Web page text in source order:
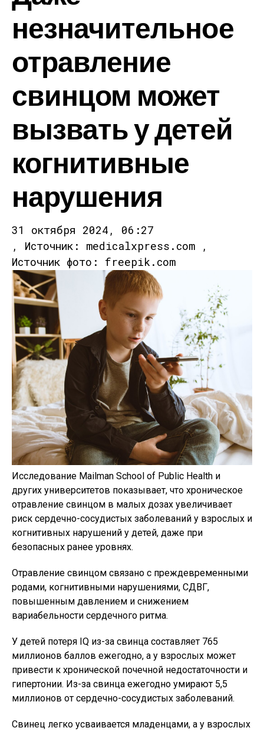
незначительное
отравление
свинцом может
вызвать у детей
когнитивные
нарушения
31 октября 2024, 06:27
, Источник: medicalxpress.com ,
Источник фото: freepik.com
Исследование Mailman School of Public Health и
других университетов показывает, что хроническое
отравление свинцом в малых дозах увеличивает
риск сердечно-сосудистых заболеваний у взрослых и
когнитивных нарушений у детей, даже при
безопасных ранее уровнях.
Отравление свинцом связано с преждевременными
родами, когнитивными нарушениями, СДВГ,
повышенным давлением и снижением
вариабельности сердечного ритма.
У детей потеря IQ из-за свинца составляет 765
миллионов баллов ежегодно, а у взрослых может
привести к хронической почечной недостаточности и
гипертонии. Из-за свинца ежегодно умирают 5,5
миллионов от сердечно-сосудистых заболеваний.
Свинец легко усваивается младенцами, а у взрослых